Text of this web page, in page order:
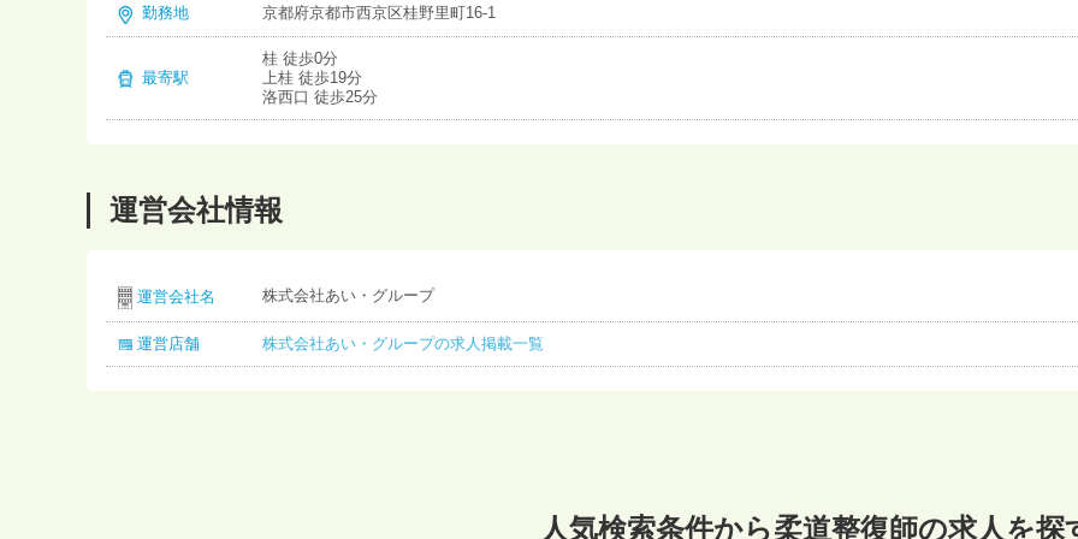
勤務地 京都府京都市西京区桂野里町16-1
最寄駅
桂 徒歩0分
上桂 徒歩19分
洛西口 徒歩25分
運営会社情報
運営会社名 株式会社あい・グループ
運営店舗 株式会社あい・グループの求人掲載一覧
人気検索条件から柔道整復師の求人を探